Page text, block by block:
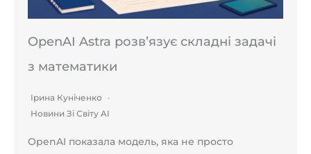
OpenAI Astra розв’язує складні задачі
з математики
Ірина Куніченко
Новини Зі Світу AI
OpenAI показала модель, яка не просто